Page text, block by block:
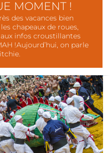
MOMENT !
des vacances bien
chapeaux de roues,
aux infos croustillantes
!Aujourd’hui, on parle